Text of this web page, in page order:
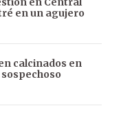
en un agujero
calcinados en
sospechoso